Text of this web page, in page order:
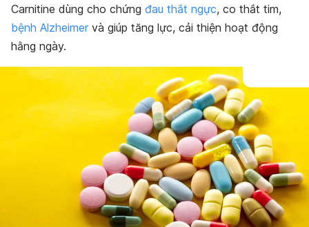
Carnitine dùng cho chứng đau thắt ngực, co thắt tim,
bệnh Alzheimer và giúp tăng lực, cải thiện hoạt động
hằng ngày.